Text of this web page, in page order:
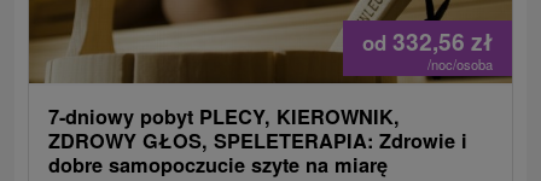
od 332,56 zł
/noc/osoba
7-dniowy pobyt PLECY, KIEROWNIK,
ZDROWY GŁOS, SPELETERAPIA: Zdrowie i
dobre samopoczucie szyte na miarę